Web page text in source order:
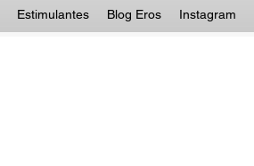
Estimulantes Blog Eros Instagram